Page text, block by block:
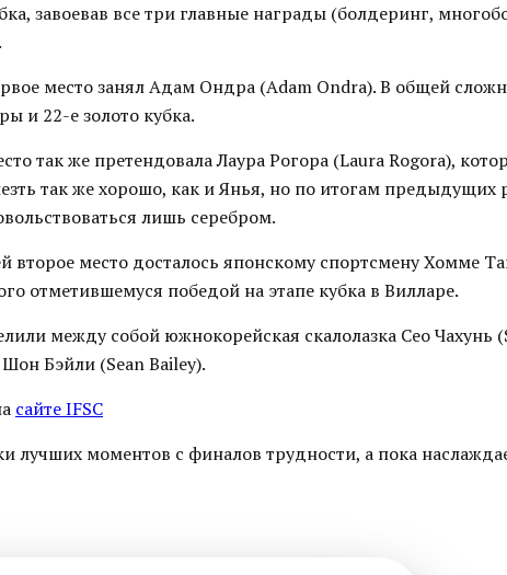
завоевав все три главные награды (болдеринг,
место занял Адам Ондра (Adam Ondra). В общей
и 22-е золото кубка.
так же претендовала Лаура Рогора (Laura Rogora),
так же хорошо, как и Янья, но по итогам предыдущих
лишь серебром.
второе место досталось японскому спортсмену Хомме
отметившемуся победой на этапе кубка в Вилларе.
между собой южнокорейская скалолазка Сео Чахунь
Бэйли (Sean Bailey).
сайте IFSC
лучших моментов с финалов трудности, а пока